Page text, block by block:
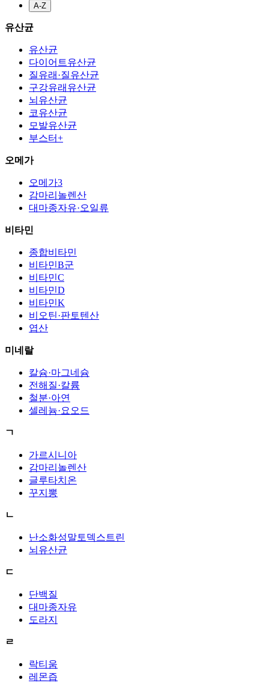
A-Z
유산균
유산균
다이어트유산균
질유래·질유산균
구강유래유산균
뇌유산균
코유산균
모발유산균
부스터+
오메가
오메가3
감마리놀렌산
대마종자유·오일류
비타민
종합비타민
비타민B군
비타민C
비타민D
비타민K
비오틴·판토텐산
엽산
미네랄
칼슘·마그네슘
전해질·칼륨
철분·아연
셀레늄·요오드
ㄱ
가르시니아
감마리놀렌산
글루타치온
꾸지뽕
ㄴ
난소화성말토덱스트린
뇌유산균
ㄷ
단백질
대마종자유
도라지
ㄹ
락티움
레몬즙